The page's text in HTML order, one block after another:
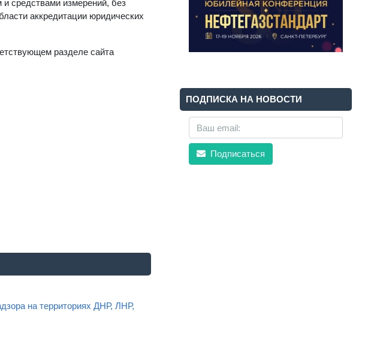
средствами измерений, без
аккредитации юридических
разделе сайта
на территориях ДНР, ЛНР,
ПОДПИСКА НА НОВОСТИ
Подписаться